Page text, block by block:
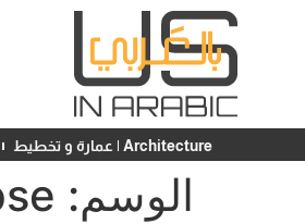
Architecture | عمارة و تخطيط
الوسم: